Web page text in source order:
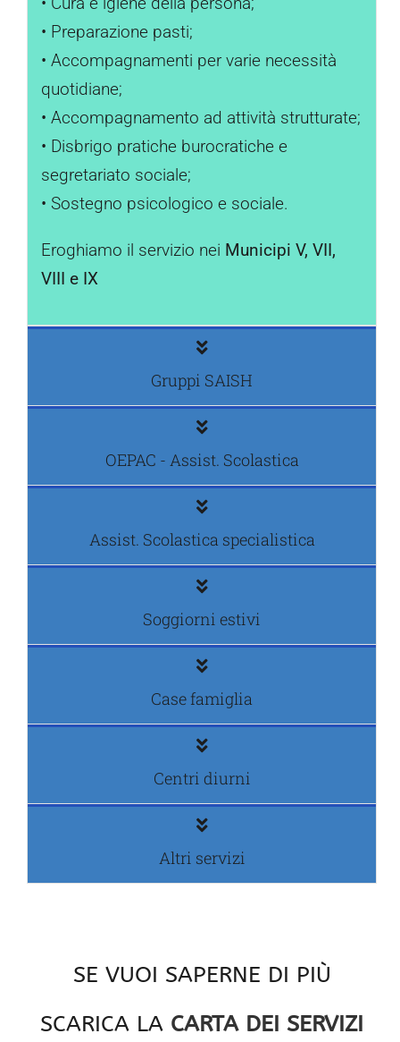
• Preparazione pasti;
• Accompagnamenti per varie necessità
quotidiane;
• Accompagnamento ad attività strutturate;
• Disbrigo pratiche burocratiche e
segretariato sociale;
• Sostegno psicologico e sociale.
Eroghiamo il servizio nei Municipi V, VII,
VIII e IX
Gruppi SAISH
OEPAC - Assist. Scolastica
Assist. Scolastica specialistica
Soggiorni estivi
Case famiglia
Centri diurni
Altri servizi
SE VUOI SAPERNE DI PIÙ
SCARICA LA CARTA DEI SERVIZI